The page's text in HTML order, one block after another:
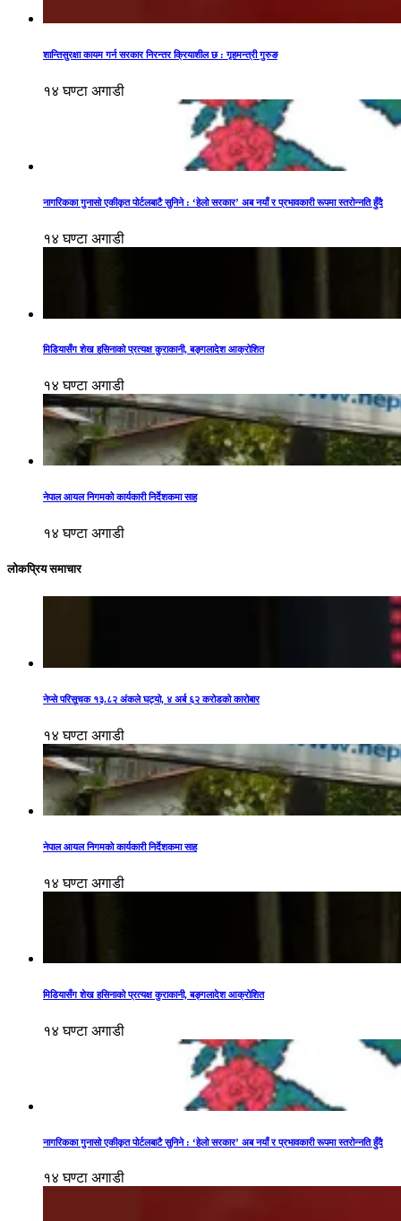
शान्तिसुरक्षा कायम गर्न सरकार निरन्तर क्रियाशील छ : गृहमन्त्री गुरुङ
१४ घण्टा अगाडी
नागरिकका गुनासो एकीकृत पोर्टलबाटै सुनिने : ‘हेलो सरकार’ अब नयाँ र प्रभावकारी रूपमा स्तरोन्नति हुँदै
१४ घण्टा अगाडी
मिडियासँग शेख हसिनाको प्रत्यक्ष कुराकानी, बङ्गलादेश आक्रोशित
१४ घण्टा अगाडी
नेपाल आयल निगमको कार्यकारी निर्देशकमा साह
१४ घण्टा अगाडी
लोकप्रिय समाचार
नेप्से परिसूचक १३.८२ अंकले घट्यो, ४ अर्ब ६२ करोडको कारोबार
१४ घण्टा अगाडी
नेपाल आयल निगमको कार्यकारी निर्देशकमा साह
१४ घण्टा अगाडी
मिडियासँग शेख हसिनाको प्रत्यक्ष कुराकानी, बङ्गलादेश आक्रोशित
१४ घण्टा अगाडी
नागरिकका गुनासो एकीकृत पोर्टलबाटै सुनिने : ‘हेलो सरकार’ अब नयाँ र प्रभावकारी रूपमा स्तरोन्नति हुँदै
१४ घण्टा अगाडी